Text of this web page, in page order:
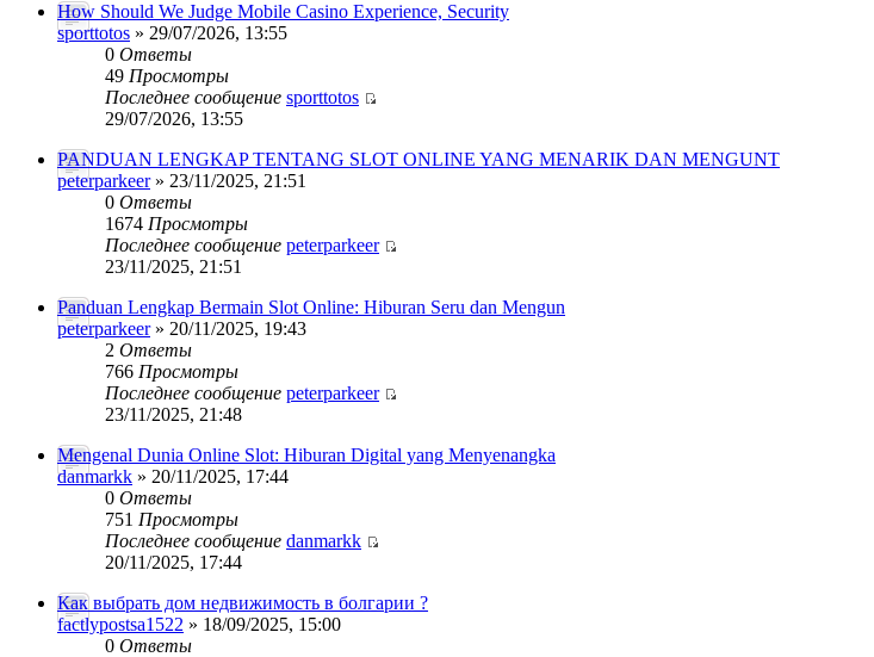
How Should We Judge Mobile Casino Experience, Security
sporttotos » 29/07/2026, 13:55
0 Ответы
49 Просмотры
Последнее сообщение sporttotos
29/07/2026, 13:55
PANDUAN LENGKAP TENTANG SLOT ONLINE YANG MENARIK DAN MENGUNT
peterparkeer» 23/11/2025, 21:51
0 Ответы
1674 Просмотры
Последнее сообщение peterparkeer
23/11/2025, 21:51
Panduan Lengkap Bermain Slot Online: Hiburan Seru dan Mengun
peterparkeer» 20/11/2025, 19:43
2 Ответы
766 Просмотры
Последнее сообщение peterparkeer
23/11/2025, 21:48
Mengenal Dunia Online Slot: Hiburan Digital yang Menyenangka
danmarkk » 20/11/2025, 17:44
0 Ответы
751 Просмотры
Последнее сообщение danmarkk
20/11/2025, 17:44
Как выбрать дом недвижимость в болгарии ?
factlypostsa1522 » 18/09/2025, 15:00
0 Ответы